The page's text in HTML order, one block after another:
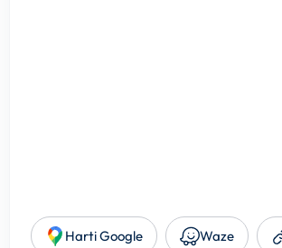
Harti Google Waze